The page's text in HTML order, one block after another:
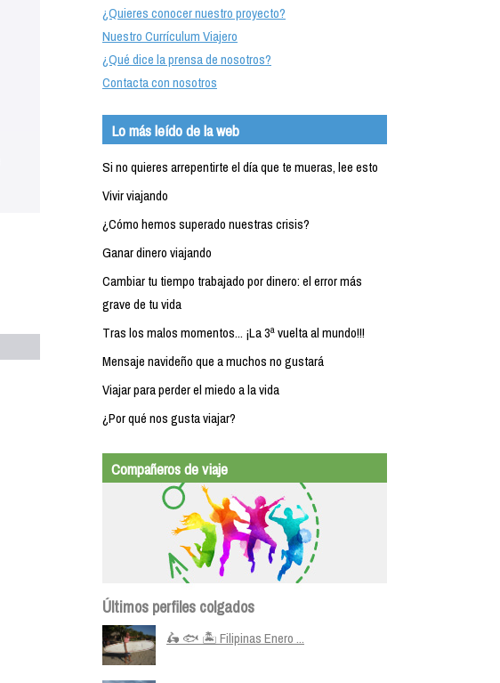
¿Quieres conocer nuestro proyecto?
Nuestro Currículum Viajero
¿Qué dice la prensa de nosotros?
Contacta con nosotros
Lo más leído de la web
Si no quieres arrepentirte el día que te mueras, lee esto
Vivir viajando
¿Cómo hemos superado nuestras crisis?
Ganar dinero viajando
Cambiar tu tiempo trabajado por dinero: el error más
grave de tu vida
Tras los malos momentos... ¡La 3ª vuelta al mundo!!!
Mensaje navideño que a muchos no gustará
Viajar para perder el miedo a la vida
¿Por qué nos gusta viajar?
Compañeros de viaje
Últimos perfiles colgados
🛵 🐟 🏝️ Filipinas Enero ...